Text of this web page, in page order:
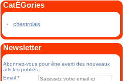
CatÉGories
chestrolais
Newsletter
Abonnez-vous pour être averti des nouveaux
articles publiés.
Email